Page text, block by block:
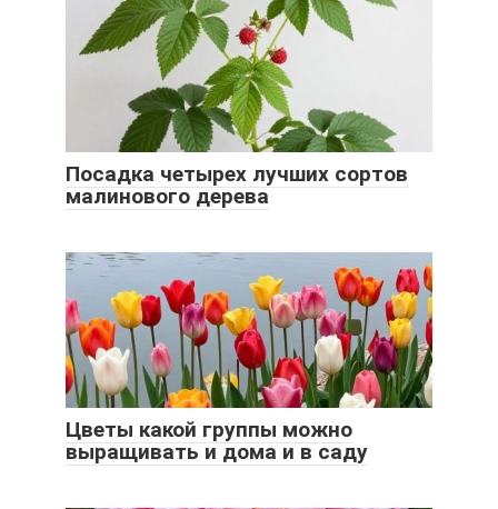
Посадка четырех лучших сортов
малинового дерева
Цветы какой группы можно
выращивать и дома и в саду